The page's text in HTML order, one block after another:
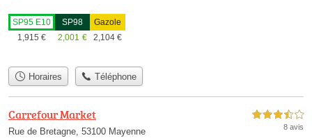
SP95 E10
1,915 €
SP98
2,001 €
Gazole
2,104 €
Horaires Téléphone
Carrefour Market
Rue de Bretagne, 53100 Mayenne
3,5 étoiles sur 5
8 avis